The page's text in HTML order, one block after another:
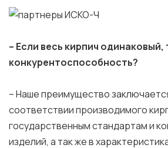
– Если весь кирпич одинаковый,
конкурентоспособность?
– Наше преимущество
соответствии производимого
государственным стандартам и
изделий, а так же в